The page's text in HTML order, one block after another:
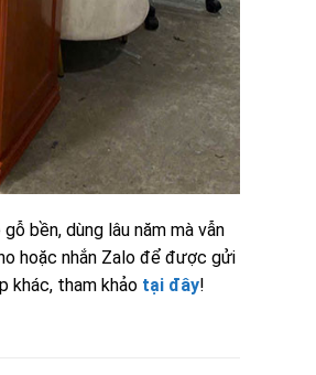
bền, dùng lâu năm mà vẫn
hoặc nhắn Zalo để được gửi
khác, tham khảo tại đây!